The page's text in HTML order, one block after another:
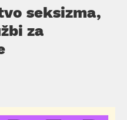
seksizma,
za